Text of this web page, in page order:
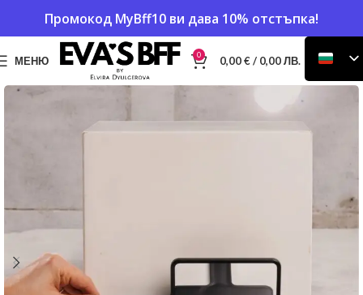
Промокод MyBff10 ви дава 10% отстъпка!
МЕНЮ 0 0,00€/ 0,00 ЛВ.